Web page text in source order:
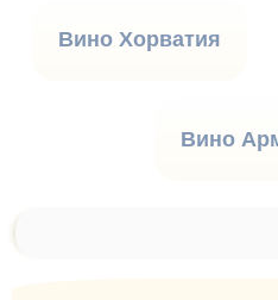
Вино Хорватия
Вино